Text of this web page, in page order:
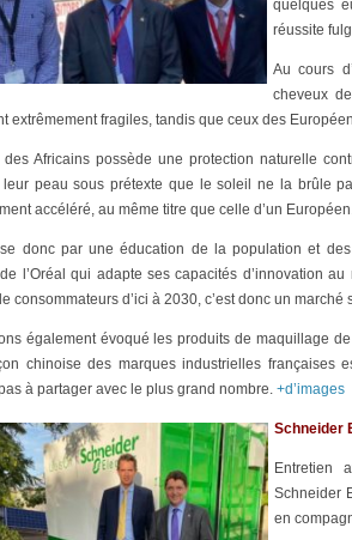
quelques
réussite
Au cours
cheveux
extrêmement fragiles, tandis que ceux des
des Africains possède une protection naturelle
leur peau sous prétexte que le soleil ne la brûle
accéléré, au même titre que celle d’un
donc par une éducation de la population et
l’Oréal qui adapte ses capacités d’innovation
consommateurs d’ici à 2030, c’est donc un
également évoqué les produits de maquillage
chinoise des marques industrielles françaises
à partager avec le plus grand nombre. +d’images
Schneider
Entretien
Schneider
en